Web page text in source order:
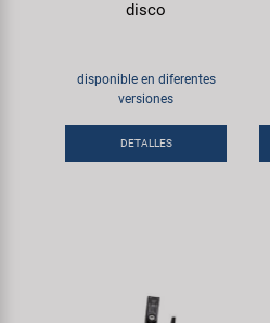
disco
disponible en diferentes
versiones
DETALLES